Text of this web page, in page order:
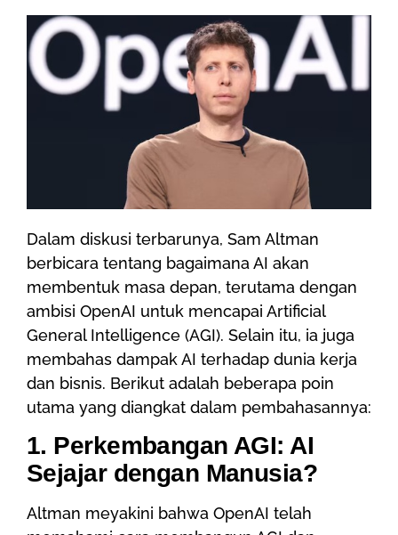
Dalam diskusi terbarunya, Sam Altman
berbicara tentang bagaimana AI akan
membentuk masa depan, terutama dengan
ambisi OpenAI untuk mencapai Artificial
General Intelligence (AGI). Selain itu, ia juga
membahas dampak AI terhadap dunia kerja
dan bisnis. Berikut adalah beberapa poin
utama yang diangkat dalam pembahasannya:
1. Perkembangan AGI: AI
Sejajar dengan Manusia?
Altman meyakini bahwa OpenAI telah